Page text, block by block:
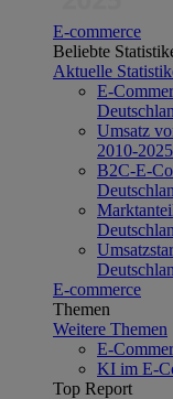
E-commerce
Beliebte
Aktuelle
E-
Umsatz
2010-2025
B2C-E-
E-commerce
Themen
Weitere Themen
E-
KI im E-
Top Report